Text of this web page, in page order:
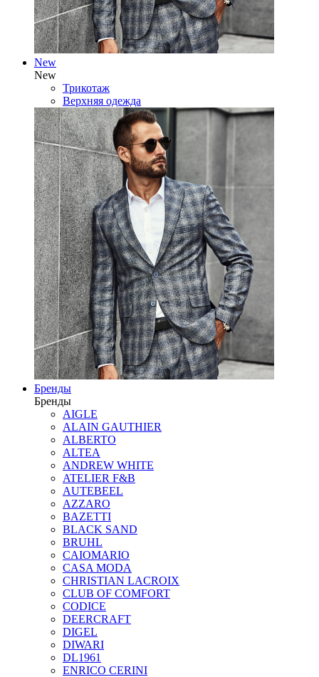
New
New
Трикотаж
Верхняя одежда
Бренды
Бренды
AIGLE
ALAIN GAUTHIER
ALBERTO
ALTEA
ANDREW WHITE
ATELIER F&B
AUTEBEEL
AZZARO
BAZETTI
BLACK SAND
BRUHL
CAIOMARIO
CASA MODA
CHRISTIAN LACROIX
CLUB OF COMFORT
CODICE
DEERCRAFT
DIGEL
DIWARI
DL1961
ENRICO CERINI